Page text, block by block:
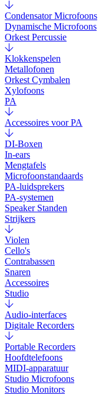
Condensator Microfoons
Dynamische Microfoons
Orkest Percussie
Klokkenspelen
Metallofonen
Orkest Cymbalen
Xylofoons
PA
Accessoires voor PA
DI-Boxen
In-ears
Mengtafels
Microfoonstandaards
PA-luidsprekers
PA-systemen
Speaker Standen
Strijkers
Violen
Cello's
Contrabassen
Snaren
Accessoires
Studio
Audio-interfaces
Digitale Recorders
Portable Recorders
Hoofdtelefoons
MIDI-apparatuur
Studio Microfoons
Studio Monitors